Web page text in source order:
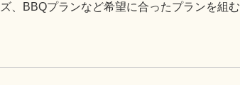
、BBQプランなど希望に合ったプランを組む